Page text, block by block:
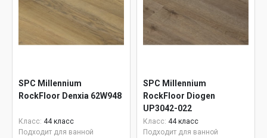
SPC Millennium
RockFloor Denxia 62W948
Класс: 44 класс
Подходит для ванной
SPC Millennium
RockFloor Diogen
UP3042-022
Класс: 44 класс
Подходит для ванной